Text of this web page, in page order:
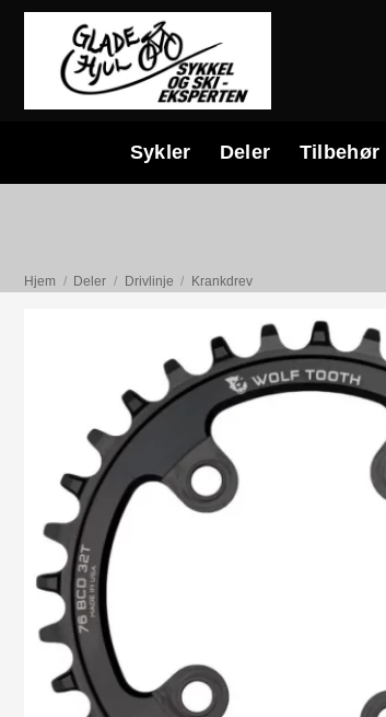
Skip
Sykler Deler Tilbehør
Hjem / Deler / Drivlinje / Krankdrev